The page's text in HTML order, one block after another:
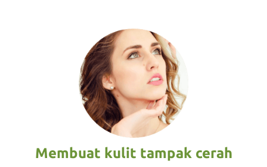
Membuat kulit tampak cerah